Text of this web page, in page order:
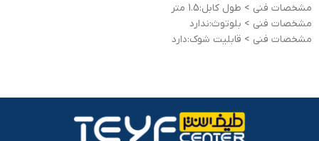
مشخصات فنی > طول کابل:1.5 متر
مشخصات فنی > بلوتوث:ندارد
مشخصات فنی > قابلیت شوک:دارد